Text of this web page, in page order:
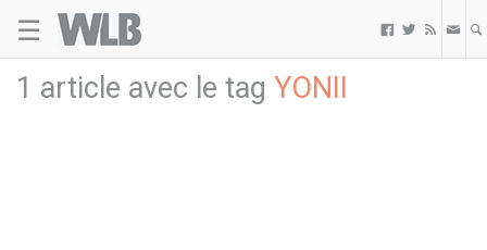
☰   
1 article avec le tag YONII